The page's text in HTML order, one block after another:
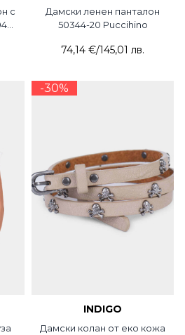
с
Дамски ленен панталон
50344-20 Puccihino
74,14 €/145,01 лв.
-30%
INDIGO
Дамски колан от еко кожа